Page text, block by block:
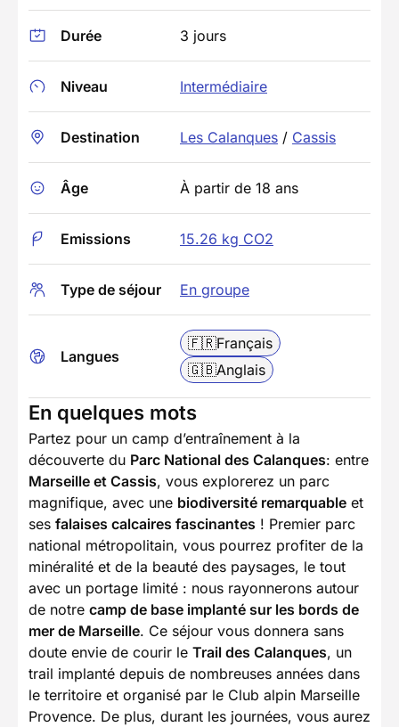
Durée 3 jours
Niveau Intermédiaire
Destination Les Calanques / Cassis
Âge À partir de 18 ans
Emissions 15.26 kg CO2
Type de séjour En groupe
Langues
🇫🇷Français
🇬🇧Anglais
En quelques mots
Partez pour un camp d’entraînement à la
découverte du Parc National des Calanques: entre
Marseille et Cassis, vous explorerez un parc
magnifique, avec une biodiversité remarquable et
ses falaises calcaires fascinantes ! Premier parc
national métropolitain, vous pourrez profiter de la
minéralité et de la beauté des paysages, le tout
avec un portage limité : nous rayonnerons autour
de notre camp de base implanté sur les bords de
mer de Marseille. Ce séjour vous donnera sans
doute envie de courir le Trail des Calanques, un
trail implanté depuis de nombreuses années dans
le territoire et organisé par le Club alpin Marseille
Provence. De plus, durant les journées, vous aurez